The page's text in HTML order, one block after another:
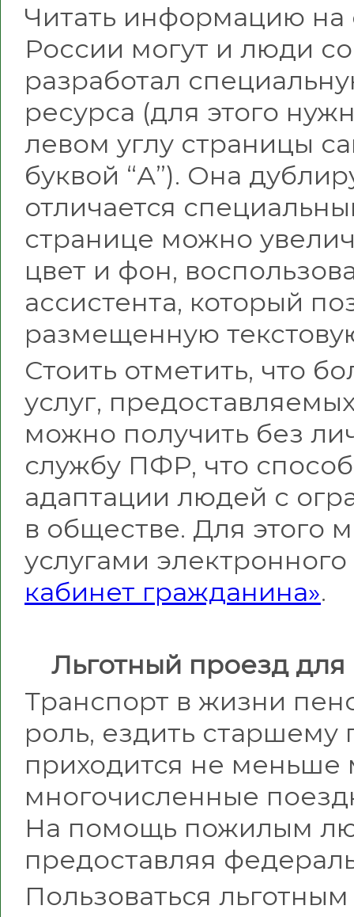
Читать информацию на
России могут и люди
разработал
ресурса (для этого
левом углу страницы
буквой “А”). Она
отличается
странице можно
цвет и фон,
ассистента, который
размещенную
Стоить отметить, что
услуг,
можно получить без
службу ПФР, что
адаптации людей с
в обществе. Для этого
услугами
кабинет гражданина».
Льготный проезд
Транспорт в жизни
роль, ездить
приходится не
многочисленные
На помощь пожилым
предоставляя
Пользоваться